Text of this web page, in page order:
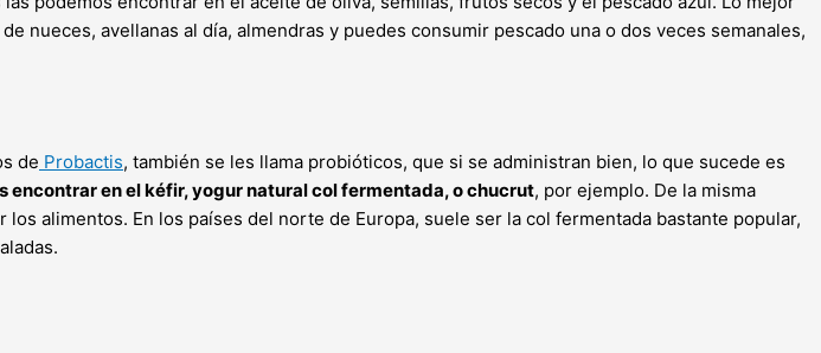
nueces, avellanas al día, almendras y puedes consumir pescado una o dos veces semanales,
de Probactis, también se les llama probióticos, que si se administran bien, lo que sucede es
encontrar en el kéfir, yogur natural col fermentada, o chucrut, por ejemplo. De la misma
alimentos. En los países del norte de Europa, suele ser la col fermentada bastante popular,